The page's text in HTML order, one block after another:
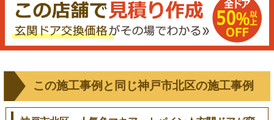
この施工事例と同じ神戸市北区の施工事例